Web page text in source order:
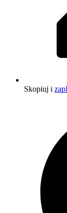
Skopiuj i